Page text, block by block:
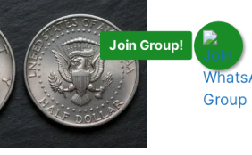
Join Group!